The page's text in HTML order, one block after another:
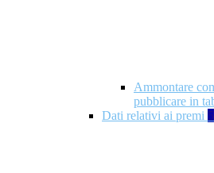
Ammontare
pubblicare in
Dati relativi ai premi 5